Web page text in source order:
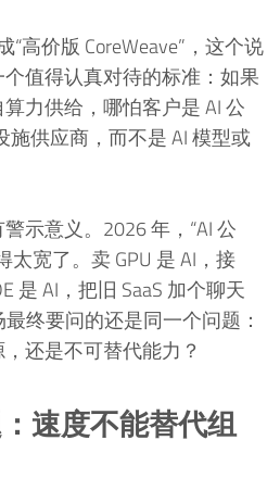
“高价版 CoreWeave”，这个说
值得认真对待的标准：如果
力供给，哪怕客户是 AI 公
施供应商，而不是 AI 模型或
示意义。2026 年，“AI 公
宽了。卖 GPU 是 AI，接
是 AI，把旧 SaaS 加个聊天
终要问的还是同一个问题：
还是不可替代能力？
速度不能替代组